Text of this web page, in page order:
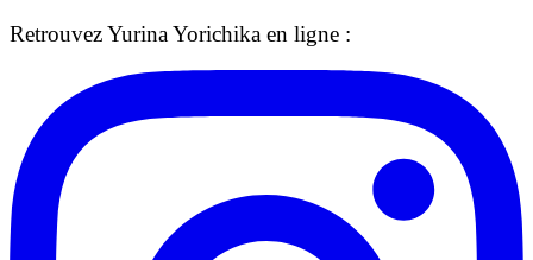
Retrouvez Yurina Yorichika en ligne :